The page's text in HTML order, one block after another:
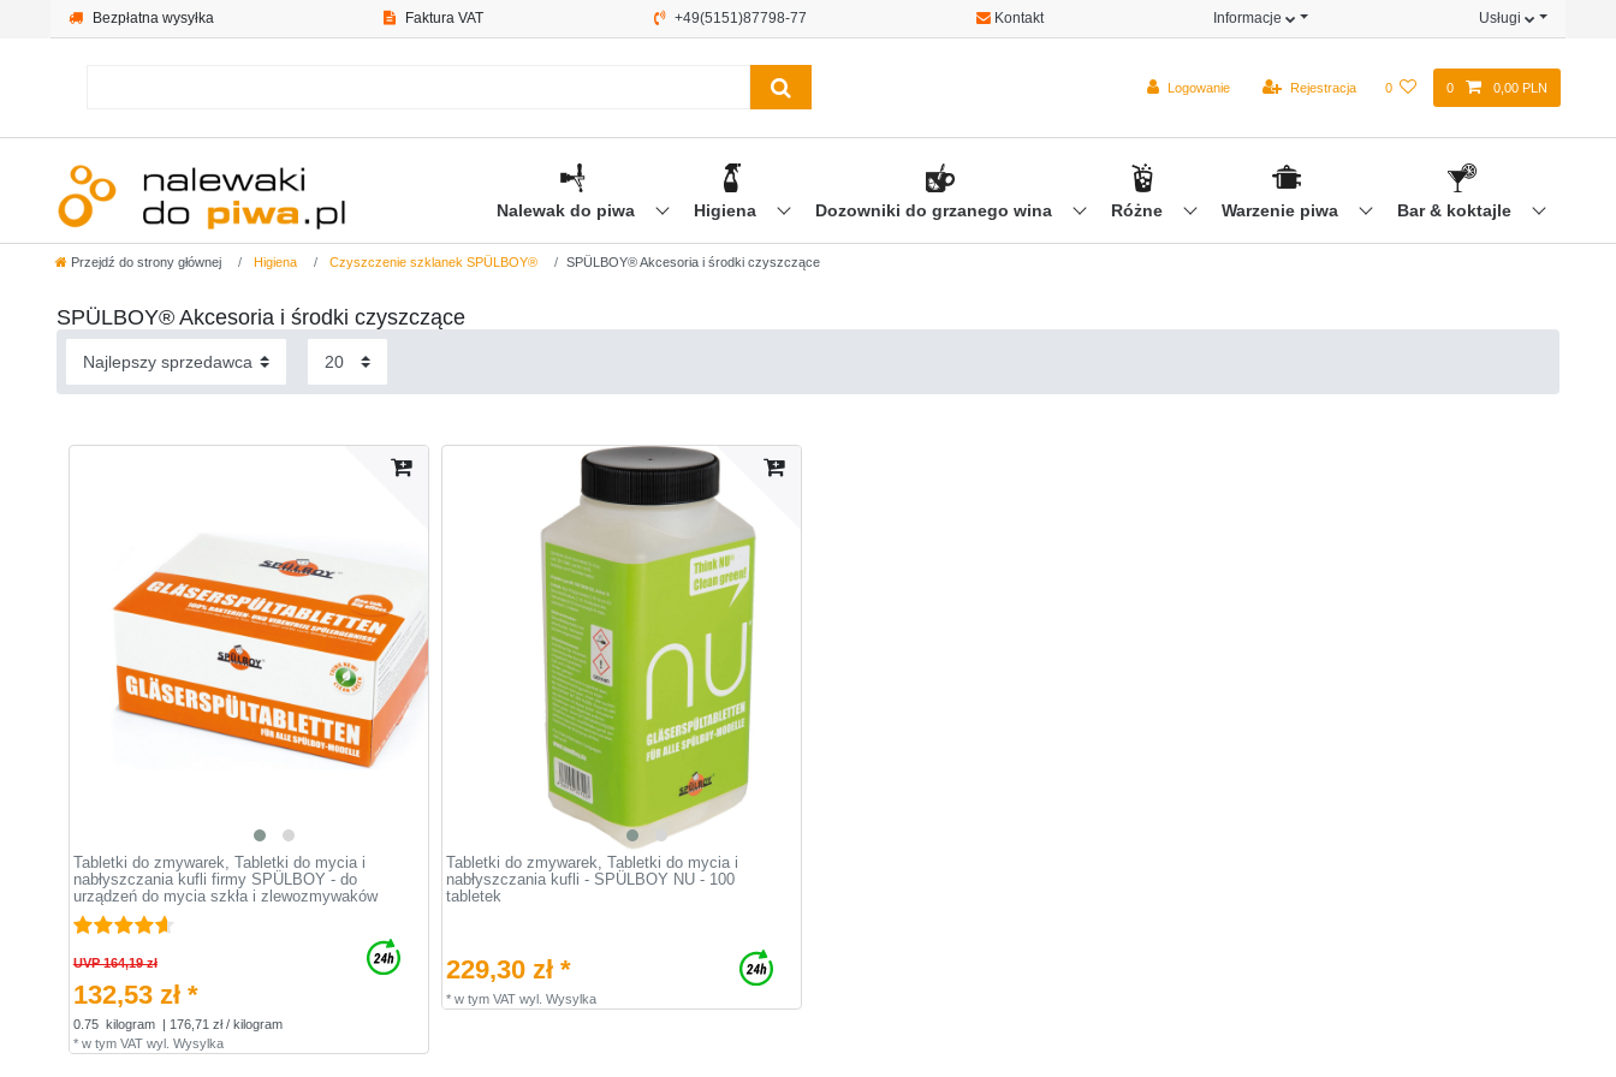
Bezpłatna wysyłka Faktura VAT +49(5151)87798-77 Kontakt Informacje Usługi
Logowanie Rejestracja 0 0 0,00 PLN
Nalewak do piwa Higiena Dozowniki do grzanego wina Różne Warzenie piwa Bar & koktajle
Przejdź do strony głównej Higiena Czyszczenie szklanek SPÜLBOY® SPÜLBOY® Akcesoria i środki czyszczące
SPÜLBOY® Akcesoria i środki czyszczące
Tabletki do zmywarek, Tabletki do mycia i
nabłyszczania kufli firmy SPÜLBOY - do
urządzeń do mycia szkła i zlewozmywaków
UVP 164,19 zł
132,53 zł *
0.75 kilogram
| 176,71 zł / kilogram
* w tym VATwyl. Wysylka
Tabletki do zmywarek, Tabletki do mycia i
nabłyszczania kufli - SPÜLBOY NU - 100
tabletek
229,30 zł *
* w tym VATwyl. Wysylka